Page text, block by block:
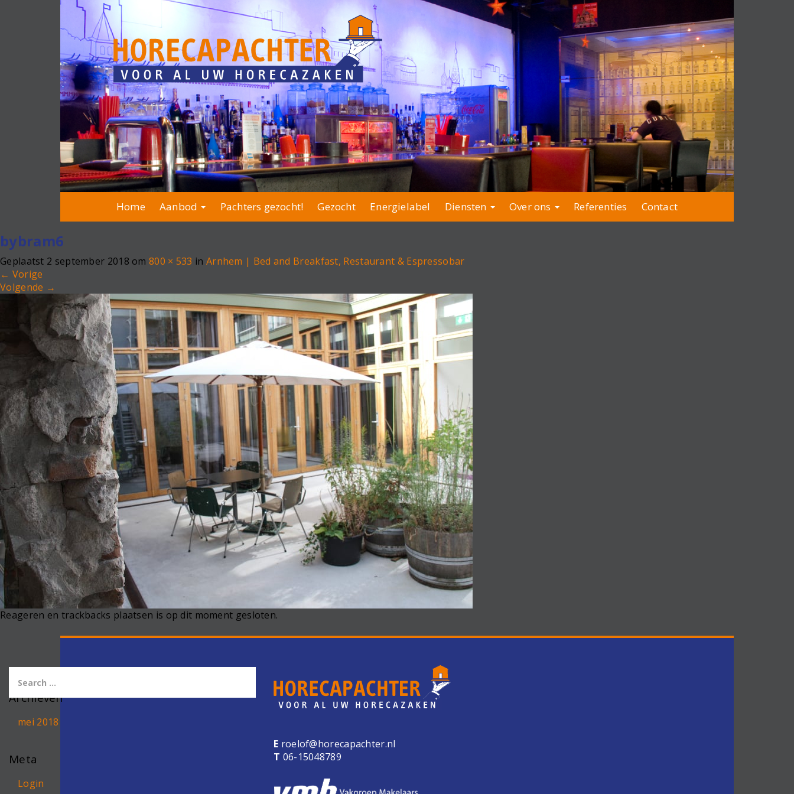
Home Aanbod Pachters gezocht! Gezocht Energielabel Diensten Over ons Referenties Contact
bybram6
Geplaatst 2 september 2018 om800 × 533 in Arnhem | Bed and Breakfast, Restaurant & Espressobar
← Vorige
Volgende →
Reageren en trackbacks plaatsen is op dit moment gesloten.
Archieven
mei 2018
Meta
Login
E roelof@horecapachter.nl
T 06-15048789